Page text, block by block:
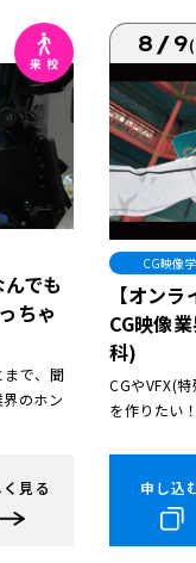
んでも
ちゃ
まで、聞
のホン
見る
8/9
CG映像
【オン
CG映像
科)
CGやVFX(
を作りたい
申し込